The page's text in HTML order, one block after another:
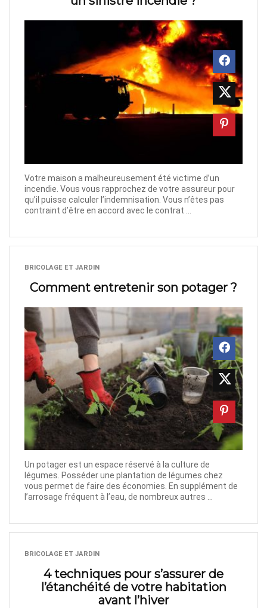
Votre maison a malheureusement été victime d’un
incendie. Vous vous rapprochez de votre assureur pour
qu’il puisse calculer l’indemnisation. Vous n’êtes pas
contraint d’être en accord avec le contrat ...
BRICOLAGE ET JARDIN
Comment entretenir son potager ?
Un potager est un espace réservé à la culture de
légumes. Posséder une plantation de légumes chez
vous permet de faire des économies. En supplément de
l’arrosage fréquent à l’eau, de nombreux autres ...
BRICOLAGE ET JARDIN
4 techniques pour s’assurer de
l’étanchéité de votre habitation
avant l’hiver